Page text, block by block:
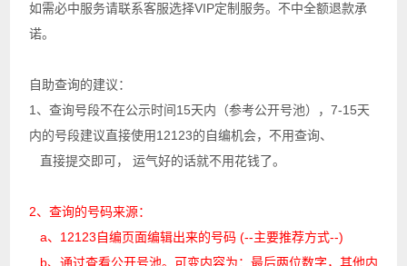
如需必中服务请联系客服选择VIP定制服务。不中全额退款承
诺。
自助查询的建议：
1、查询号段不在公示时间15天内（参考公开号池），7-15天
内的号段建议直接使用12123的自编机会，不用查询、
直接提交即可， 运气好的话就不用花钱了。
2、查询的号码来源：
a、12123自编页面编辑出来的号码 (--主要推荐方式--)
b、通过查看公开号池。可变内容为：最后两位数字，其他内